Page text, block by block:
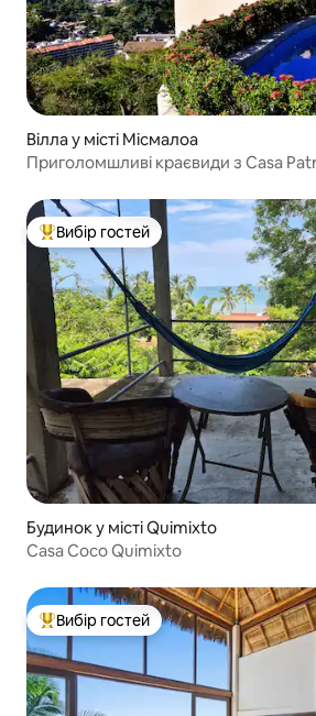
Вілла у місті Місмалоа
Приголомшливі краєвиди з Casa
Топ вибір гостей
Вибір гостей
Будинок у місті Quimixto
Casa Coco Quimixto
Топ вибір гостей
Вибір гостей